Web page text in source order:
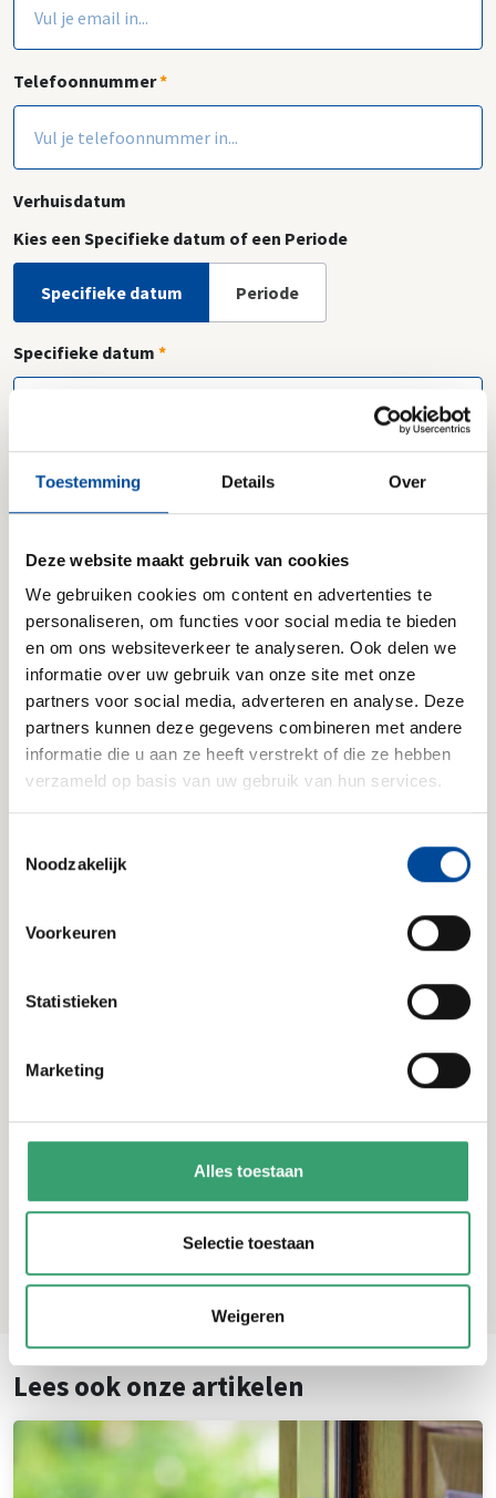
Toestemming Details Over
Deze website maakt gebruik van cookies
We gebruiken cookies om content en advertenties te
personaliseren, om functies voor social media te bieden
en om ons websiteverkeer te analyseren. Ook delen we
informatie over uw gebruik van onze site met onze
partners voor social media, adverteren en analyse. Deze
partners kunnen deze gegevens combineren met andere
informatie die u aan ze heeft verstrekt of die ze hebben
verzameld op basis van uw gebruik van hun services.
Noodzakelijk
Voorkeuren
Statistieken
Marketing
Alles toestaan
Selectie toestaan
Weigeren
Telefoonnummer*
Verhuisdatum
Kies een Specifieke datum of een Periode
Specifieke datum Periode
Specifieke datum *
Is je gewenste dag niet beschikbaar? Vind een andere
Erkende Verhuizer
Wie gaan er verhuizen?
Volwassenen
12+ jaar - +
Kinderen
3-12 jaar - +
0-2 jaar +
Optioneel:
Ja, ik wil per e-mail tips en interessante
Gebruiksvoorwaarden van
Verhuizen.nlen hetPrivacybeleid van
Versturen
Lees ook onze artikelen